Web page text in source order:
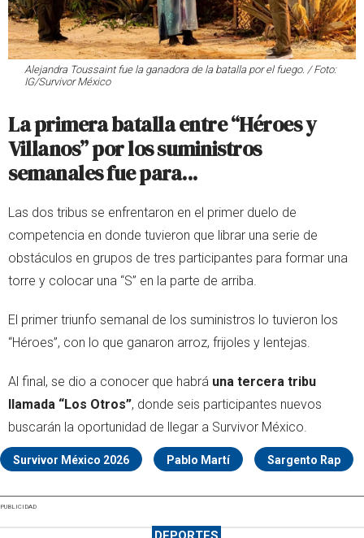
Alejandra Toussaint fue la ganadora de la batalla por el fuego. / Foto:
IG/Survivor México
La primera batalla entre “Héroes y
Villanos” por los suministros
semanales fue para...
Las dos tribus se enfrentaron en el primer duelo de
competencia en donde tuvieron que librar una serie de
obstáculos en grupos de tres participantes para formar una
torre y colocar una “S” en la parte de arriba.
El primer triunfo semanal de los suministros lo tuvieron los
“Héroes”, con lo que ganaron arroz, frijoles y lentejas.
Al final, se dio a conocer que habrá una tercera tribu
llamada “Los Otros”, donde seis participantes nuevos
buscarán la oportunidad de llegar a Survivor México.
Survivor México 2026 Pablo Martí Sargento Rap
PUBLICIDAD